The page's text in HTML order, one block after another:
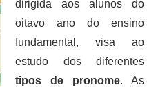
dirigida aos alunos do
oitavo ano do ensino
fundamental, visa ao
estudo dos diferentes
tipos de pronome. As